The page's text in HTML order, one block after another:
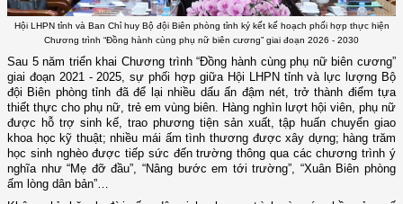
Hội LHPN tỉnh và Ban Chỉ huy Bộ đội Biên phòng tỉnh ký kết kế hoạch phối hợp thực hiện
Chương trình “Đồng hành cùng phụ nữ biên cương” giai đoạn 2026 - 2030
Sau 5 năm triển khai Chương trình “Đồng hành cùng phụ nữ biên cương”
giai đoạn 2021 - 2025, sự phối hợp giữa Hội LHPN tỉnh và lực lượng Bộ
đội Biên phòng tỉnh đã để lại nhiều dấu ấn đậm nét, trở thành điểm tựa
thiết thực cho phụ nữ, trẻ em vùng biên. Hàng nghìn lượt hội viên, phụ nữ
được hỗ trợ sinh kế, trao phương tiện sản xuất, tập huấn chuyển giao
khoa học kỹ thuật; nhiều mái ấm tình thương được xây dựng; hàng trăm
học sinh nghèo được tiếp sức đến trường thông qua các chương trình ý
nghĩa như “Mẹ đỡ đầu”, “Nâng bước em tới trường”, “Xuân Biên phòng
ấm lòng dân bản”…